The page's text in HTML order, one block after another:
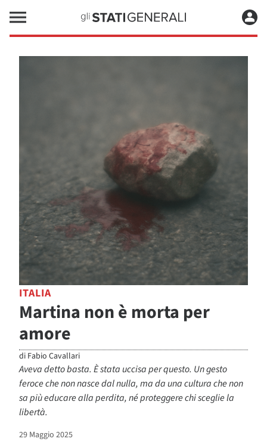
ITALIA
Martina non è morta per
amore
di Fabio Cavallari
Aveva detto basta. È stata uccisa per questo. Un gesto
feroce che non nasce dal nulla, ma da una cultura che non
sa più educare alla perdita, né proteggere chi sceglie la
libertà.
29 Maggio 2025